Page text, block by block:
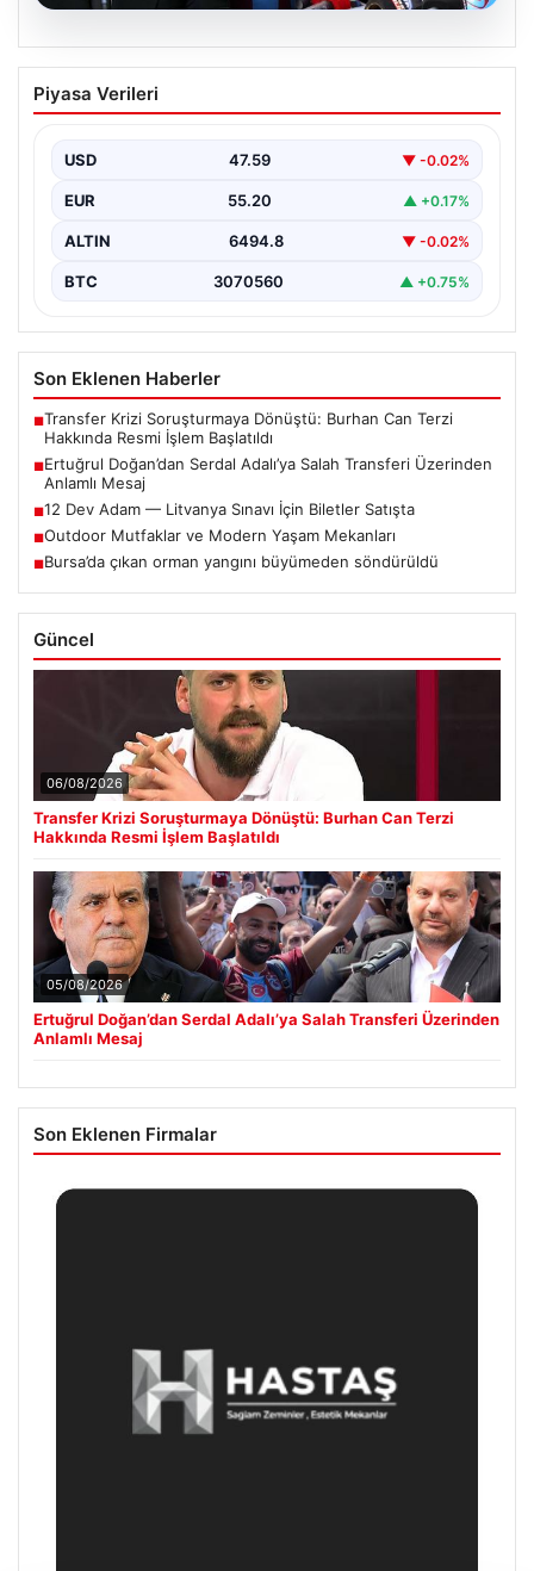
05.08.2026
Ertuğrul Doğan’dan Serdal Adalı’ya
Salah Transferi Üzerinden Anlamlı
Trabzonspor Kulübü Başkanı Ertuğrul Doğan, son
söylentileriyle ilgili…
Piyasa Verileri
USD 47.59 ▼ -0.02%
EUR 55.20 ▲ +0.17%
ALTIN 6494.8 ▼ -0.02%
BTC 3070560 ▲ +0.75%
Son Eklenen Haberler
■Transfer Krizi Soruşturmaya Dönüştü: Burhan Can Terzi
Hakkında Resmi İşlem Başlatıldı
■Ertuğrul Doğan’dan Serdal Adalı’ya Salah Transferi Üzerinden
Anlamlı Mesaj
■12 Dev Adam — Litvanya Sınavı İçin Biletler Satışta
■Outdoor Mutfaklar ve Modern Yaşam Mekanları
■Bursa’da çıkan orman yangını büyümeden söndürüldü
Güncel
06/08/2026
Transfer Krizi Soruşturmaya Dönüştü: Burhan Can Terzi
Hakkında Resmi İşlem Başlatıldı
05/08/2026
Ertuğrul Doğan’dan Serdal Adalı’ya Salah Transferi Üzerinden
Anlamlı Mesaj
Son Eklenen Firmalar